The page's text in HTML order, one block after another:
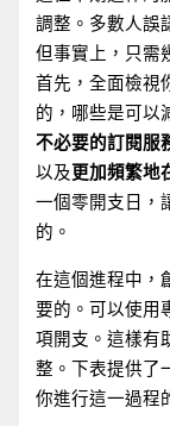
調整。多數人誤
但事實上，只需
首先，全面檢視
的，哪些是可以
不必要的訂閱服
以及更加頻繁地
一個零開支日，
的。
在這個進程中，
要的。可以使用
項開支。這樣有
整。下表提供了
你進行這一過程